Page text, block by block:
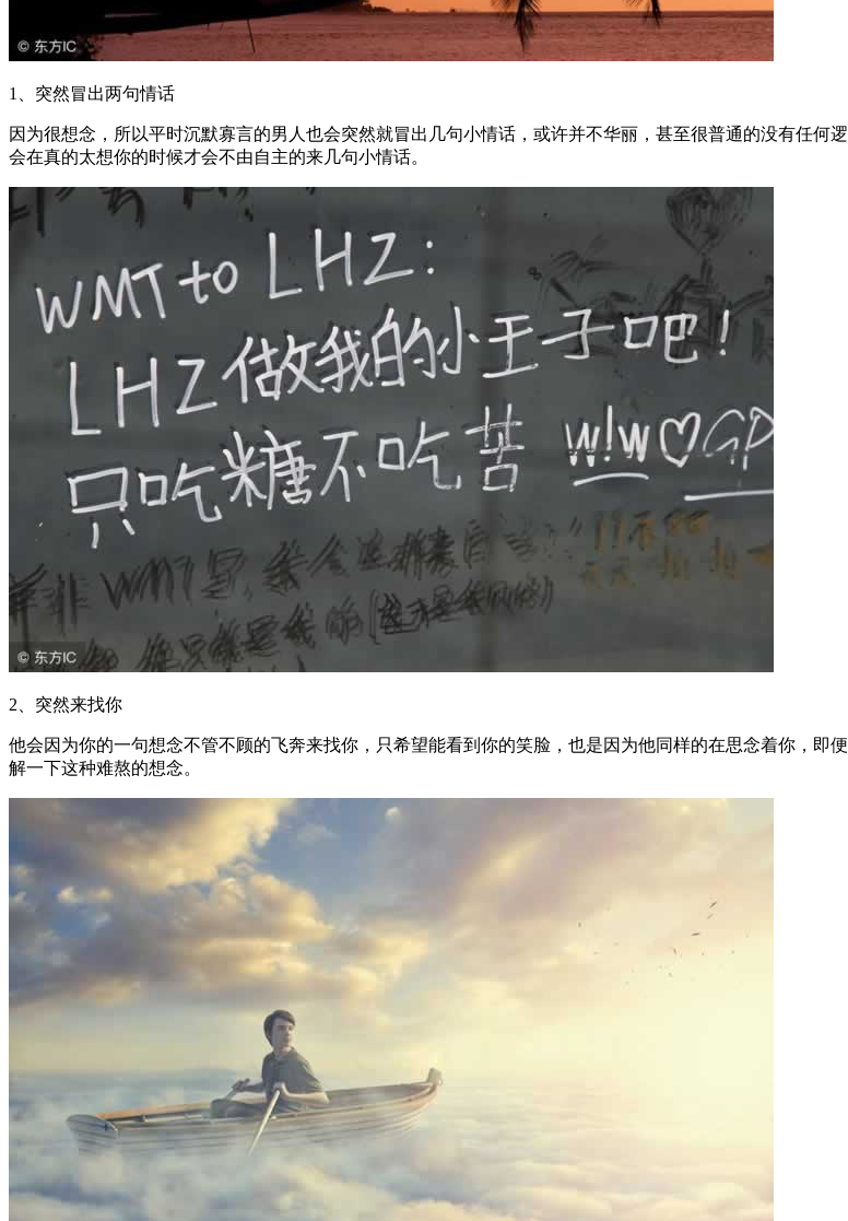
1、突然冒出两句情话
因为很想念，所以平时沉默寡言的男人也会突然就冒出几句小情话，或许并不华丽，甚至很普通的没有任何
会在真的太想你的时候才会不由自主的来几句小情话。
2、突然来找你
他会因为你的一句想念不管不顾的飞奔来找你，只希望能看到你的笑脸，也是因为他同样的在思念着你，
解一下这种难熬的想念。